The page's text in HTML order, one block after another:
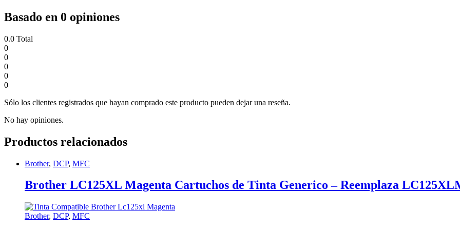
Basado en 0 opiniones
0.0 Total
0
0
0
0
0
Sólo los clientes registrados que hayan comprado este producto pueden dejar una reseña.
No hay opiniones.
Productos relacionados
Brother, DCP, MFC
Brother LC125XL Magenta Cartuchos de Tinta Generico – Reemplaza
Brother, DCP, MFC